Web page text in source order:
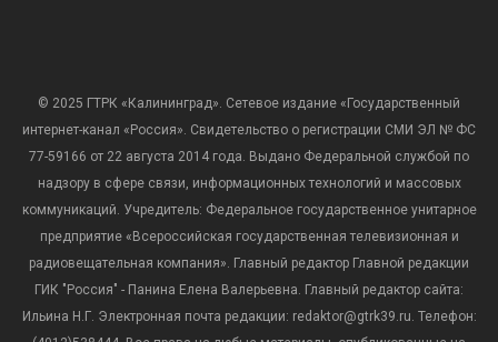
© 2025 ГТРК «Калининград». Сетевое издание «Государственный
интернет-канал «Россия». Свидетельство о регистрации СМИ ЭЛ № ФС
77-59166 от 22 августа 2014 года. Выдано Федеральной службой по
надзору в сфере связи, информационных технологий и массовых
коммуникаций. Учредитель: Федеральное государственное унитарное
предприятие «Всероссийская государственная телевизионная и
радиовещательная компания». Главный редактор Главной редакции
ГИК "Россия" - Панина Елена Валерьевна. Главный редактор сайта:
Ильина Н.Г. Электронная почта редакции: redaktor@gtrk39.ru. Телефон: